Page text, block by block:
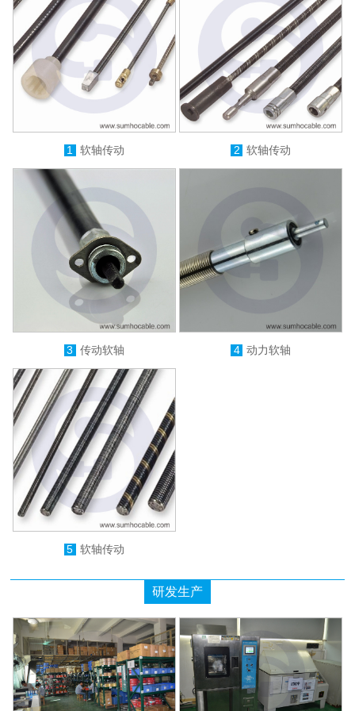
1 软轴传动 2 软轴传动
3 传动软轴 4 动力软轴
5 软轴传动
研发生产